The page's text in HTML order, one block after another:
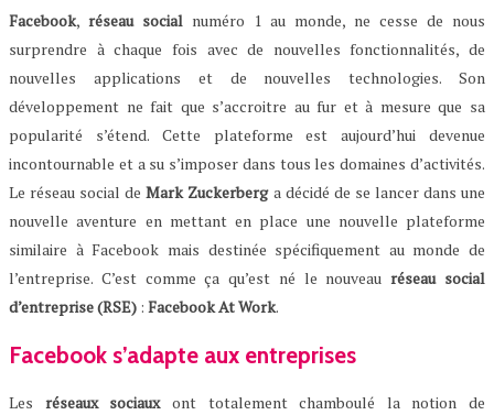
Facebook, réseau social numéro 1 au monde, ne cesse de nous
surprendre à chaque fois avec de nouvelles fonctionnalités, de
nouvelles applications et de nouvelles technologies. Son
développement ne fait que s’accroitre au fur et à mesure que sa
popularité s’étend. Cette plateforme est aujourd’hui devenue
incontournable et a su s’imposer dans tous les domaines d’activités.
Le réseau social deMark Zuckerberga décidé de se lancer dans une
nouvelle aventure en mettant en place une nouvelle plateforme
similaire à Facebook mais destinée spécifiquement au monde de
l’entreprise. C’est comme ça qu’est né le nouveauréseau social
d’entreprise (RSE) : Facebook At Work.
Facebook s’adapte aux entreprises
Les réseaux sociauxont totalement chamboulé la notion de